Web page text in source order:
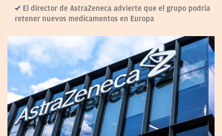
El director de AstraZeneca advierte que el grupo podría
retener nuevos medicamentos en Europa